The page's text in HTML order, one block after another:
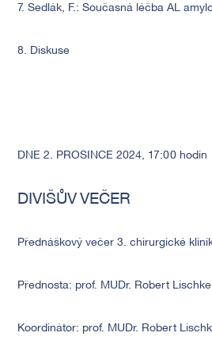
7. Sedlák, F.: Současná léčba AL
8. Diskuse
DNE 2. PROSINCE 2024, 17:00 hodin
DIVIŠŮV VEČER
Přednáškový večer 3. chirurgické
Přednosta: prof. MUDr. Robert
Koordinátor: prof. MUDr. Robert